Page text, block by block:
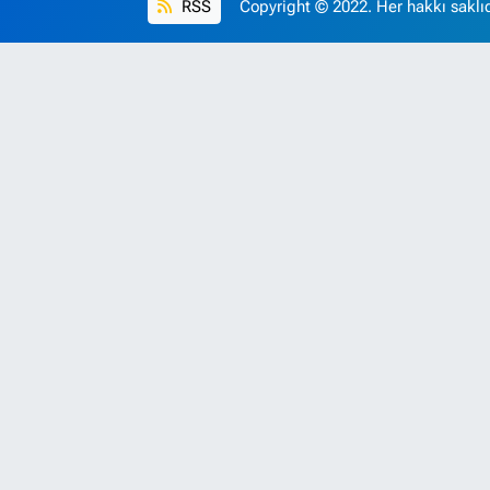
RSS Copyright © 2022. Her hakkı